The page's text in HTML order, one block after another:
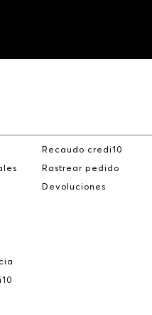
Recaudo credi10
Rastrear pedido
Devoluciones